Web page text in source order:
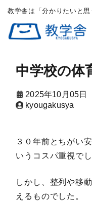
教学舎は「分かりたいと思
中学校の体
2025年10月05日
kyougakusya
３０年前とちがい
いうコスパ重視でし
しかし、整列や移
えるものでした。